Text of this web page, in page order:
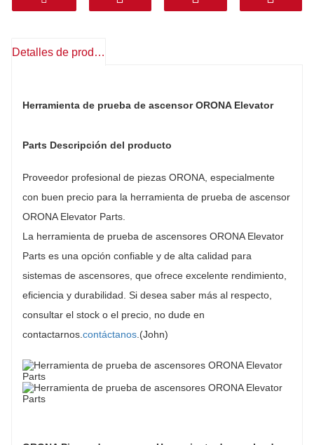
Garantía: 1 año
Puerta a puerta (línea profesional, impuestos
México.
Detalles de producto
Herramienta de prueba de ascensor ORONA Elevator
Parts Descripción del producto
Proveedor profesional de piezas ORONA, especialmente
con buen precio para la herramienta de prueba de ascensor
ORONA Elevator Parts.
La herramienta de prueba de ascensores ORONA Elevator
Parts es una opción confiable y de alta calidad para
sistemas de ascensores, que ofrece excelente rendimiento,
eficiencia y durabilidad. Si desea saber más al respecto,
consultar el stock o el precio, no dude en
contactarnos. contáctanos .(John)